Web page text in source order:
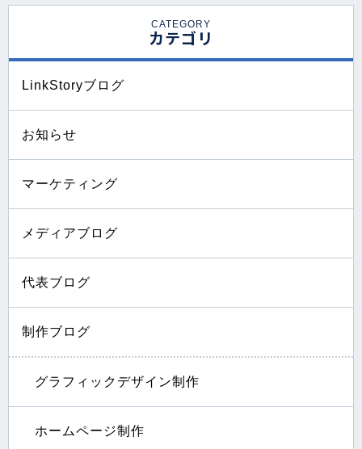
CATEGORY
カテゴリ
LinkStoryブログ
お知らせ
マーケティング
メディアブログ
代表ブログ
制作ブログ
グラフィックデザイン制作
ホームページ制作